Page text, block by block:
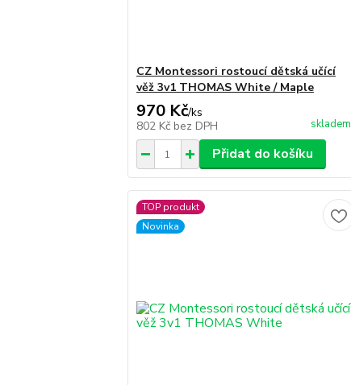
CZ Montessori rostoucí dětská učící
věž 3v1 THOMAS White / Maple
970 Kč/ks
802 Kč bez DPH skladem
Přidat do košíku
TOP produkt
Novinka